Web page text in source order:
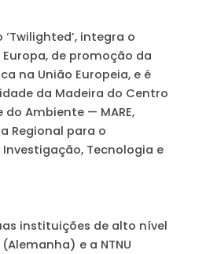
integra o
de promoção da
na União Europeia, e é
da Madeira do Centro
Ambiente — MARE,
Regional para o
Tecnologia e
instituições de alto nível
(Alemanha) e a NTNU